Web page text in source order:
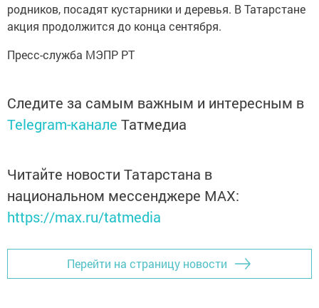
родников, посадят кустарники и деревья. В Татарстане
акция продолжится до конца сентября.
Пресс-служба МЭПР РТ
Следите за самым важным и интересным в
Telegram-канале Татмедиа
Читайте новости Татарстана в
национальном мессенджере MАХ:
https://max.ru/tatmedia
Перейти на страницу новости